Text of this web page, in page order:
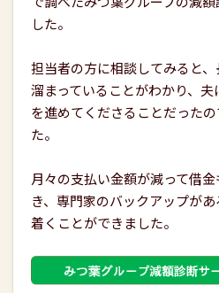
した。
担当者の方に相談してみると
溜まっていることがわかり、
を進めてくださることだった
た。
月々の支払い金額が減って借
き、専門家のバックアップが
着くことができました。